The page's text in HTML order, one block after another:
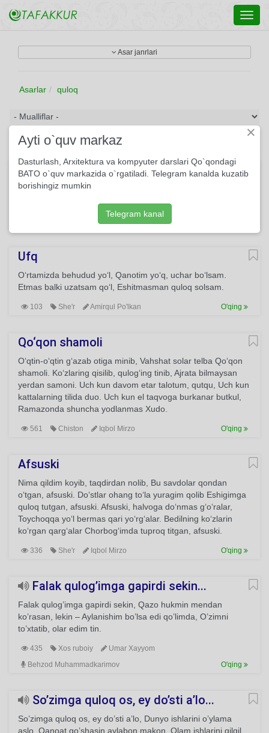
Asar janrlari
Asarlar quloq
Senga va Menga
(Hazil) To‘yimiz ham o‘tdi jonim, Quloq osgin endi menga:
Amirqul Po'lkan
Ufq
O‘rtamizda behudud yo‘l, Qanotim yo‘q, uchar bo‘lsam.
Etmas balki uzatsam qo‘l, Eshitmasman quloq solsam.
103 She'r Amirqul Po'lkan O'qing
Qo‘qon shamoli
O‘qtin-o‘qtin g‘azab otiga minib, Vahshat solar telba Qo‘qon
shamoli. Ko‘zlaring qisilib, qulog‘ing tinib, Ajrata bilmaysan
yerdan samoni. Uch kun davom etar talotum, qutqu, Uch kun
kattalarning tilida duo. Uch kun el taqvoga burkanar butkul,
Ramazonda shuncha yodlanmas Xudo.
561 Chiston Iqbol Mirzo O'qing
Afsuski
Nima qildim koyib, taqdirdan nolib, Bu savdolar qondan
o‘tgan, afsuski. Do‘stlar ohang to‘la yuragim qolib Eshigimga
quloq tutgan, afsuski. Afsuski, halvoga do‘nmas g‘o‘ralar,
Toychoqqa yo‘l bermas qari yo‘rg‘alar. Bedilning ko‘zlarin
ko‘rgan qarg‘alar Chorbog‘imda tuproq titgan, afsuski.
336 She'r Iqbol Mirzo O'qing
Falak qulog’imga gapirdi sekin...
Falak qulog’imga gapirdi sekin, Qazo hukmin mendan
ko’rasan, lekin – Aylanishim bo’lsa edi qo’limda, O’zimni
to’xtatib, olar edim tin.
435 Xos ruboiy
Umar Xayyom
Behzod Muhammadkarimov
O'qing
So’zimga quloq os, ey do’sti a’lo...
So’zimga quloq os, ey do’sti a’lo, Dunyo ishlarini o’ylama
aslo, Qanoat go’shasin aylabon makon, Olam ishlarini qilgil
×
Ayti o`quv markaz
Dasturlash, Arxitektura va kompyuter darslari Qo`qondagi
BATO o`quv markazida o`rgatiladi. Telegram kanalda kuzatib
borishingiz mumkin
Telegram kanal